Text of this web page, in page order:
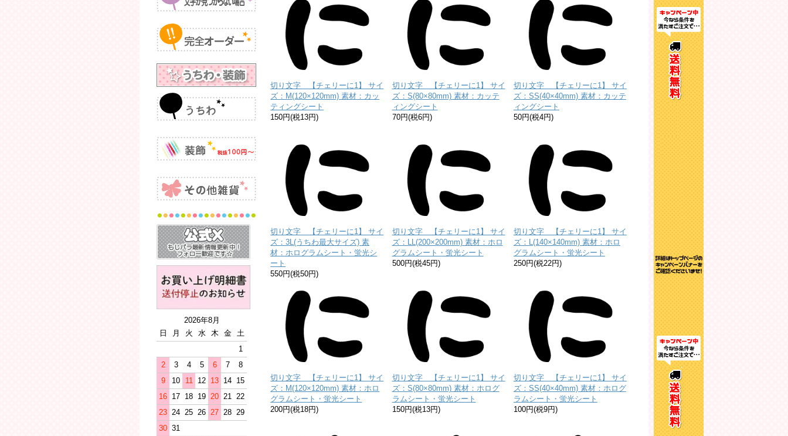
2026年8月
日
月 火 水 木 金
土
1
2
3 4 5 6 7
8
9
10 11 12 13 14 15
16 17 18 19 20 21 22
23 24 25 26 27 28 29
30 31
切り文字 【チェリーに1】 サイ
ズ：M(120×120mm) 素材：カッ
ティングシート
150円(税13円)
切り文字 【チェリーに1】 サイ
ズ：S(80×80mm) 素材：カッテ
ィングシート
70円(税6円)
切り文字 【チェリーに1】 サイ
ズ：SS(40×40mm) 素材：カッテ
ィングシート
50円(税4円)
切り文字 【チェリーに1】 サイ
ズ：3L(うちわ最大サイズ) 素
材：ホログラムシート・蛍光シ
ート
550円(税50円)
切り文字 【チェリーに1】 サイ
ズ：LL(200×200mm) 素材：ホロ
グラムシート・蛍光シート
500円(税45円)
切り文字 【チェリーに1】 サイ
ズ：L(140×140mm) 素材：ホロ
グラムシート・蛍光シート
250円(税22円)
切り文字 【チェリーに1】 サイ
ズ：M(120×120mm) 素材：ホロ
グラムシート・蛍光シート
200円(税18円)
切り文字 【チェリーに1】 サイ
ズ：S(80×80mm) 素材：ホログ
ラムシート・蛍光シート
150円(税13円)
切り文字 【チェリーに1】 サイ
ズ：SS(40×40mm) 素材：ホログ
ラムシート・蛍光シート
100円(税9円)